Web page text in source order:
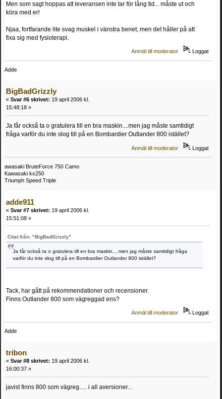
Men som sagt hoppas att leveransen inte tar för lång tid... måste ut och
köra med er!
Njaa, fortfarande lite svag muskel i vänstra benet, men det håller på att
fixa sig med fysioterapi.
Anmäl till moderator Loggat
Adde
BigBadGrizzly
« Svar #6 skrivet: 19 april 2006 kl.
15:48:18 »
Ja får också ta o gratulera till en bra maskin....men jag måste samtidigt
fråga varför du inte slog till på en Bombardier Outlander 800 istället?
Anmäl till moderator Loggat
awasaki BruteForce 750 Camo
Kawasaki kx250
Triumph Speed Triple
adde911
« Svar #7 skrivet: 19 april 2006 kl.
15:51:08 »
Citat från: "BigBadGrizzly"
Ja får också ta o gratulera till en bra maskin....men jag måste samtidigt fråga
varför du inte slog till på en Bombardier Outlander 800 istället?
Tack, har gått på rekommendationer och recensioner.
Finns Outlander 800 som vägreggad ens?
Anmäl till moderator Loggat
Adde
tribon
« Svar #8 skrivet: 19 april 2006 kl.
16:00:37 »
javist finns 800 som vägreg..... i all aversioner...